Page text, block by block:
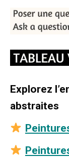
Explorez
abstraites